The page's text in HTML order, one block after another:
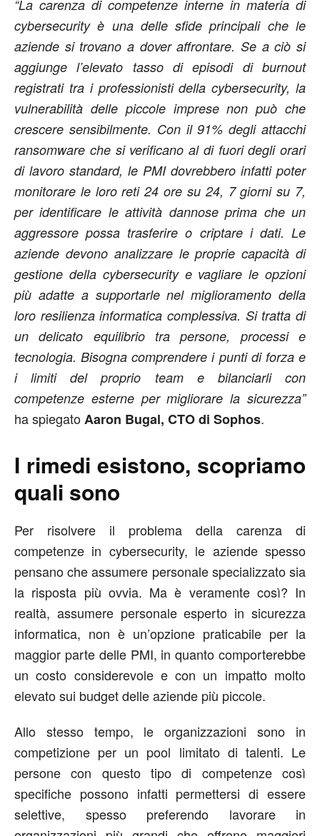
“La carenza di competenze interne in materia di
cybersecurity è una delle sfide principali che le
aziende si trovano a dover affrontare. Se a ciò si
aggiunge l’elevato tasso di episodi di burnout
registrati tra i professionisti della cybersecurity, la
vulnerabilità delle piccole imprese non può che
crescere sensibilmente. Con il 91% degli attacchi
ransomware che si verificano al di fuori degli orari
di lavoro standard, le PMI dovrebbero infatti poter
monitorare le loro reti 24 ore su 24, 7 giorni su 7,
per identificare le attività dannose prima che un
aggressore possa trasferire o criptare i dati. Le
aziende devono analizzare le proprie capacità di
gestione della cybersecurity e vagliare le opzioni
più adatte a supportarle nel miglioramento della
loro resilienza informatica complessiva. Si tratta di
un delicato equilibrio tra persone, processi e
tecnologia. Bisogna comprendere i punti di forza e
i limiti del proprio team e bilanciarli con
competenze esterne per migliorare la sicurezza”
ha spiegatoAaron Bugal, CTO di Sophos.
I rimedi esistono, scopriamo
quali sono
Per risolvere il problema della carenza di
competenze in cybersecurity, le aziende spesso
pensano che assumere personale specializzato sia
la risposta più ovvia. Ma è veramente così? In
realtà, assumere personale esperto in sicurezza
informatica, non è un’opzione praticabile per la
maggior parte delle PMI, in quanto comporterebbe
un costo considerevole e con un impatto molto
elevato sui budget delle aziende più piccole.
Allo stesso tempo, le organizzazioni sono in
competizione per un pool limitato di talenti. Le
persone con questo tipo di competenze così
specifiche possono infatti permettersi di essere
selettive, spesso preferendo lavorare in